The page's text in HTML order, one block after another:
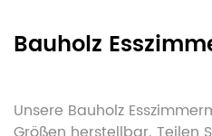
Bauholz
Unsere Bauholz